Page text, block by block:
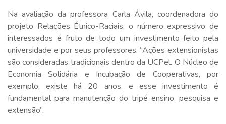
Na avaliação da professora Carla Ávila, coordenadora do
projeto Relações Étnico-Raciais, o número expressivo de
interessados é fruto de todo um investimento feito pela
universidade e por seus professores. “Ações extensionistas
são consideradas tradicionais dentro da UCPel. O Núcleo de
Economia Solidária e Incubação de Cooperativas, por
exemplo, existe há 20 anos, e esse investimento é
fundamental para manutenção do tripé ensino, pesquisa e
extensão”.